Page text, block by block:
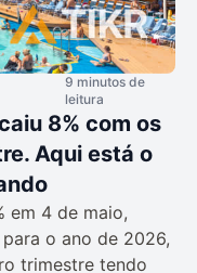
9 minutos de
leitura
8% com os
Aqui está o
em 4 de maio,
o ano de 2026,
trimestre tendo